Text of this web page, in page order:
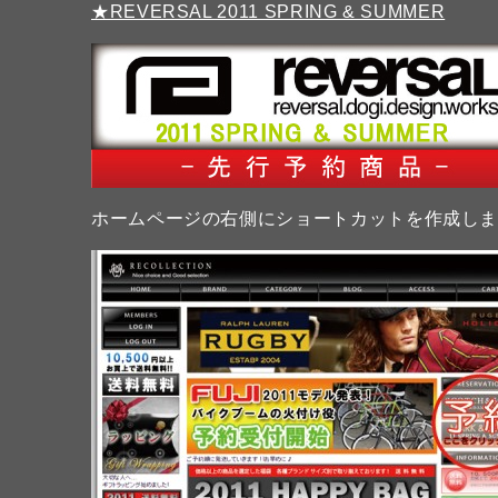
★REVERSAL 2011 SPRING & SUMMER
ホームページの右側にショートカットを作成し